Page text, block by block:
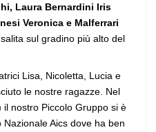
Laura Bernardini Iris
Veronica e Malferrari
sul gradino più alto del
Lisa, Nicoletta, Lucia e
le nostre ragazze. Nel
nostro Piccolo Gruppo si è
Nazionale Aics dove ha ben